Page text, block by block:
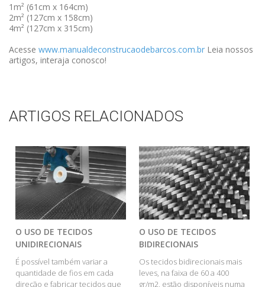
1m² (61cm x 164cm)
2m² (127cm x 158cm)
4m² (127cm x 315cm)
Acesse www.manualdeconstrucaodebarcos.com.br Leia nossos
artigos, interaja conosco!
ARTIGOS RELACIONADOS
O USO DE TECIDOS
UNIDIRECIONAIS
É possível também variar a
quantidade de fios em cada
direção e fabricar tecidos que
O USO DE TECIDOS
BIDIRECIONAIS
Os tecidos bidirecionais mais
leves, na faixa de 60 a 400
gr/m2, estão disponíveis numa